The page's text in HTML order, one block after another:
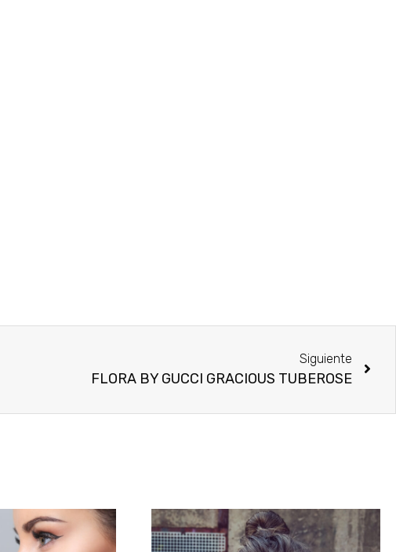
Siguiente
FLORA BY GUCCI GRACIOUS TUBEROSE